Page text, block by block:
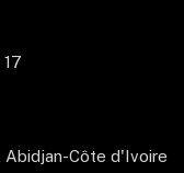
Abidjan-Côte d'Ivoire